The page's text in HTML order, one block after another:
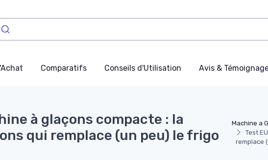
Comparatifs Conseils d'Utilisation Avis &
Machine a
Test
remplace
à glaçons compacte : la
qui remplace (un peu) le frigo